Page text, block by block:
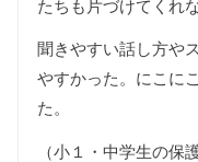
たちも片づけてくれ
聞きやすい話し方や
やすかった。にこに
た。
（小１・中学生の保